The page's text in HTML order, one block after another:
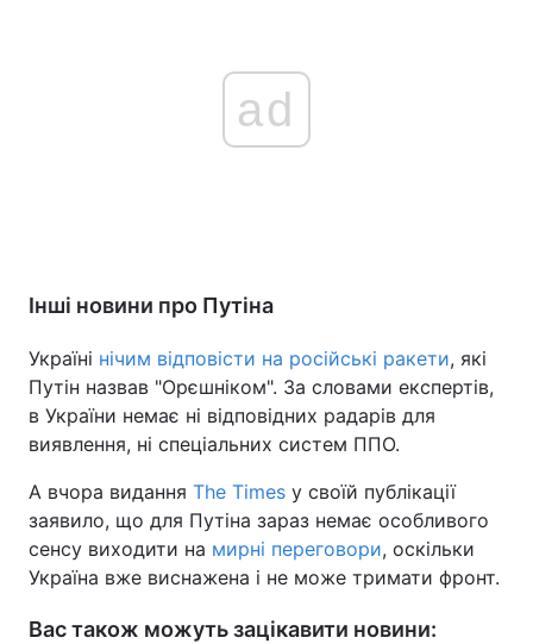
ad
Інші новини про Путіна
Україні нічим відповісти на російські ракети, які
Путін назвав "Орєшніком". За словами експертів,
в України немає ні відповідних радарів для
виявлення, ні спеціальних систем ППО.
А вчора видання The Times у своїй публікації
заявило, що для Путіна зараз немає особливого
сенсу виходити на мирні переговори, оскільки
Україна вже виснажена і не може тримати фронт.
Вас також можуть зацікавити новини: